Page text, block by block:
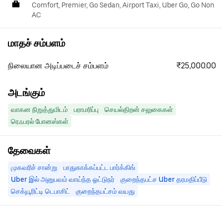
Comfort, Premier, Go Sedan, Airport Taxi, Uber Go, Go Non
AC
மாதச் சம்பளம்
நிலையான அடிப்படைச் சம்பளம் ₹25,000.00
அடங்கும்
வாகன நிறுத்துமிடம் பராமரிப்பு
செயல்திறன் சலுகைகள்
ரெஃபரல் போனஸ்கள்
தேவைகள்
முகவரிச் சான்று
பாதுகாக்கப்பட்ட பார்க்கிங்
Uber இல் அனுபவம் வாய்ந்த ஓட்டுநர்
குறைந்தபட்ச Uber தரமதிப்பீடு
செக்யூரிட்டி டெபாசிட்
குறைந்தபட்சம் வயது